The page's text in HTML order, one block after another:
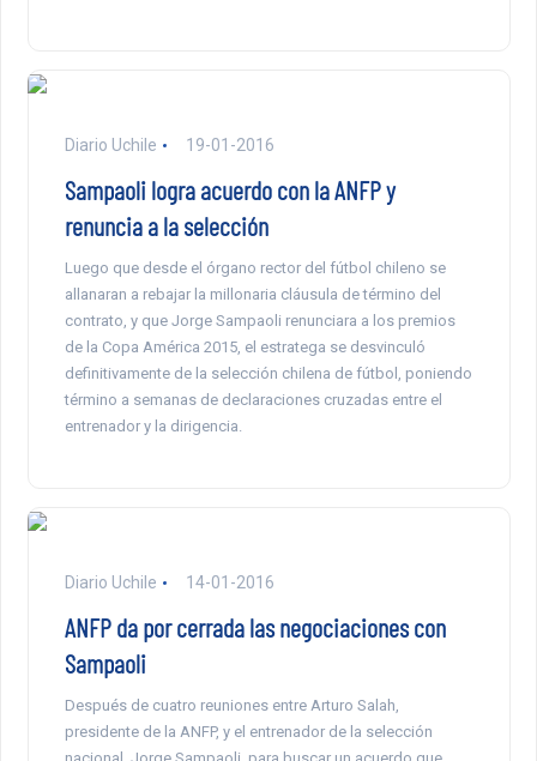
Diario Uchile 19-01-2016
Sampaoli logra acuerdo con la ANFP y
renuncia a la selección
Luego que desde el órgano rector del fútbol chileno se
allanaran a rebajar la millonaria cláusula de término del
contrato, y que Jorge Sampaoli renunciara a los premios
de la Copa América 2015, el estratega se desvinculó
definitivamente de la selección chilena de fútbol, poniendo
término a semanas de declaraciones cruzadas entre el
entrenador y la dirigencia.
Diario Uchile 14-01-2016
ANFP da por cerrada las negociaciones con
Sampaoli
Después de cuatro reuniones entre Arturo Salah,
presidente de la ANFP, y el entrenador de la selección